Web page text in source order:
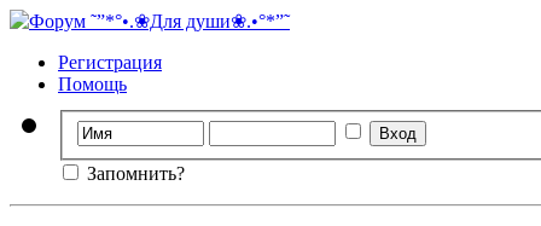
Регистрация
Помощь
Запомнить?